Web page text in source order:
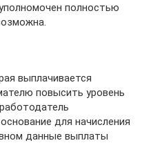
полностью
выплачивается
повысить уровень
для начисления
данные выплаты